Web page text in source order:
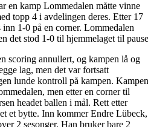
en kamp Lommedalen måtte vinne
topp 4 i avdelingen deres. Etter 17
1-0 på en corner. Lommedalen
det stod 1-0 til hjemmelaget til
scoring annullert, og kampen lå og
lag, men det var fortsatt
lunde kontroll på kampen. Kampen
men etter en corner til
headet ballen i mål. Rett etter
et bytte. Inn kommer Endre Lübeck,
2 sesonger. Han bruker bare 2